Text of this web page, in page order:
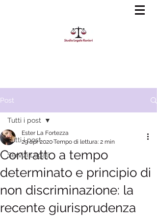
Post
Tutti i post
Servizi Legali
Tutti i post
Contratto a tempo
determinato e principio di
non discriminazione: la
recente giurisprudenza
Ester La Fortezza
29 apr 2020Tempo di lettura: 2 min